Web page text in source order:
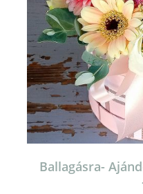
Ballagásra-